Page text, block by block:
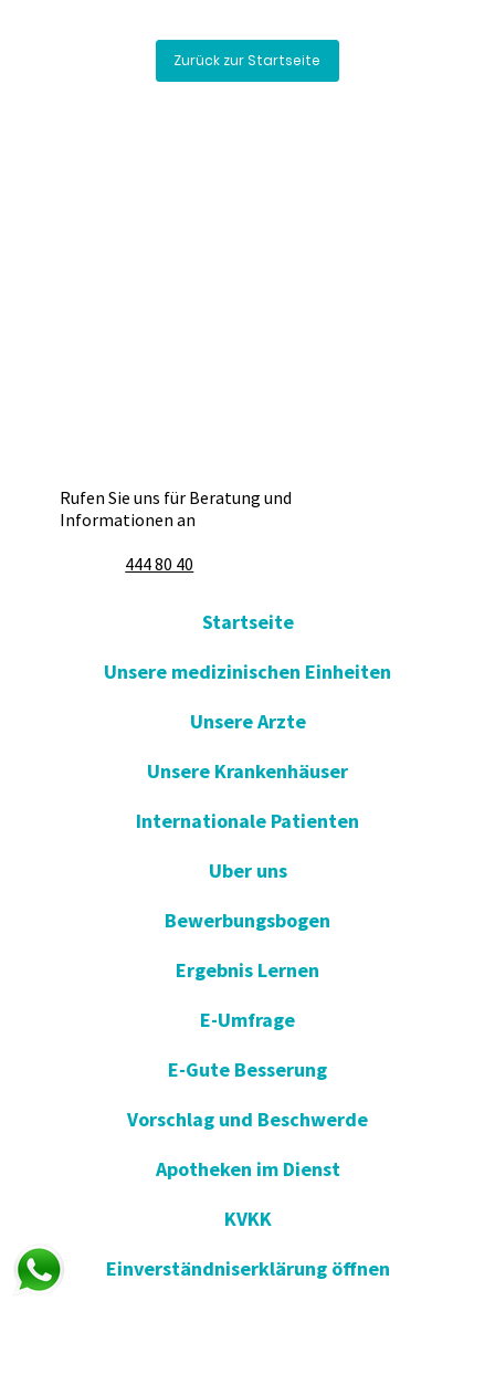
Zurück zur Startseite
Rufen Sie uns für Beratung und
Informationen an
444 80 40
Startseite
Unsere medizinischen Einheiten
Unsere Arzte
Unsere Krankenhäuser
Internationale Patienten
Uber uns
Bewerbungsbogen
Ergebnis Lernen
E-Umfrage
E-Gute Besserung
Vorschlag und Beschwerde
Apotheken im Dienst
KVKK
Einverständniserklärung öffnen